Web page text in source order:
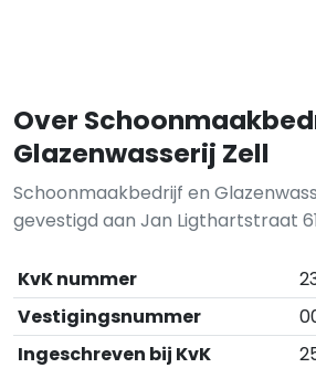
Over
Glazenwasserij Zell
Schoonmaakbedrijf en
gevestigd aan Jan Ligthartstraat
KvK nummer
Vestigingsnummer
Ingeschreven bij KvK